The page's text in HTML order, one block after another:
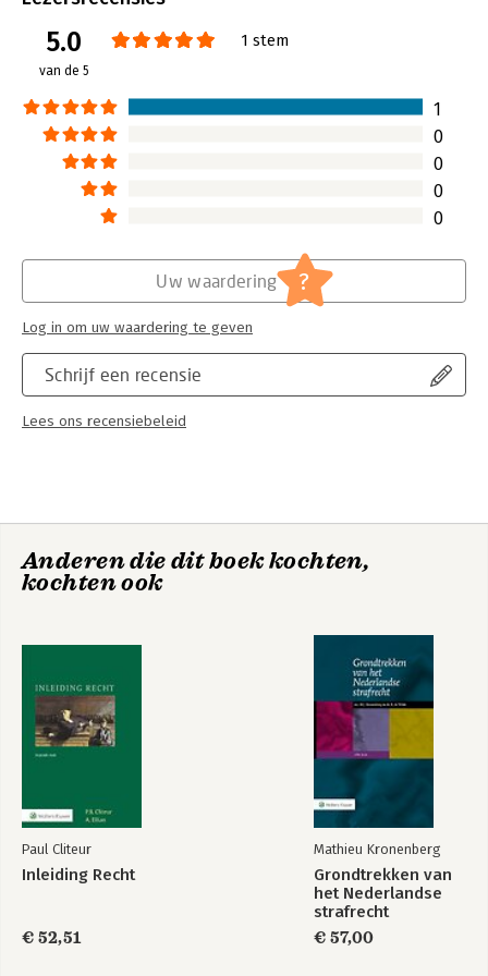
Jongbloed:
Strafprocesrecht,Strafprocesrecht –
5.0
van de 5
1 stem
1
0
0
0
0
Schrijf een recensie
Lees ons recensiebeleid
Uw waardering ?
Log in om uw waardering te geven
Anderen die dit boek kochten,
kochten ook
Paul Cliteur
Inleiding Recht
€ 52,51
Mathieu Kronenberg
Grondtrekken van
het Nederlandse
strafrecht
€ 57,00